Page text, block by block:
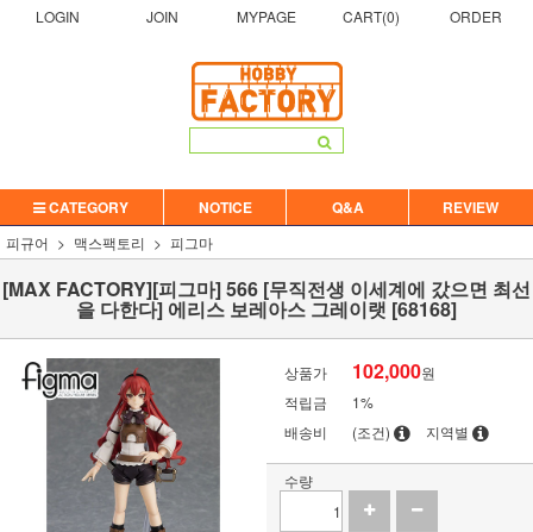
LOGIN JOIN MYPAGE CART(0) ORDER
CATEGORY NOTICE Q&A REVIEW
피규어 맥스팩토리 피그마
[MAX FACTORY][피그마] 566 [무직전생 이세계에 갔으면 최선
을 다한다] 에리스 보레아스 그레이랫 [68168]
상품가 102,000원
적립금
1%
배송비
(조건) 지역별
수량